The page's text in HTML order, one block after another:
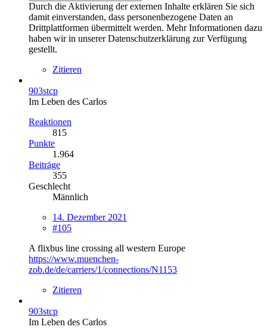
Durch die Aktivierung der externen Inhalte erklären Sie sich
damit einverstanden, dass personenbezogene Daten an
Drittplattformen übermittelt werden. Mehr Informationen dazu
haben wir in unserer Datenschutzerklärung zur Verfügung
gestellt.
Zitieren
903stcp
Im Leben des Carlos
Reaktionen
815
Punkte
1.964
Beiträge
355
Geschlecht
Männlich
14. Dezember 2021
#105
A flixbus line crossing all western Europe
https://www.muenchen-
zob.de/de/carriers/1/connections/N1153
Zitieren
903stcp
Im Leben des Carlos